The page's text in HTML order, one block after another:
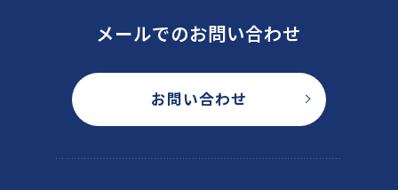
メールでのお問い合わせ
お問い合わせ